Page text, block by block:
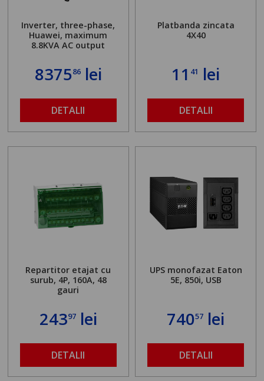
Inverter, three-phase,
Huawei, maximum
8.8KVA AC output
837586lei
DETALII
Platbanda zincata
4X40
11 41 lei
DETALII
Repartitor etajat cu
surub, 4P, 160A, 48
gauri
24397lei
DETALII
UPS monofazat Eaton
5E, 850i, USB
74057 lei
DETALII